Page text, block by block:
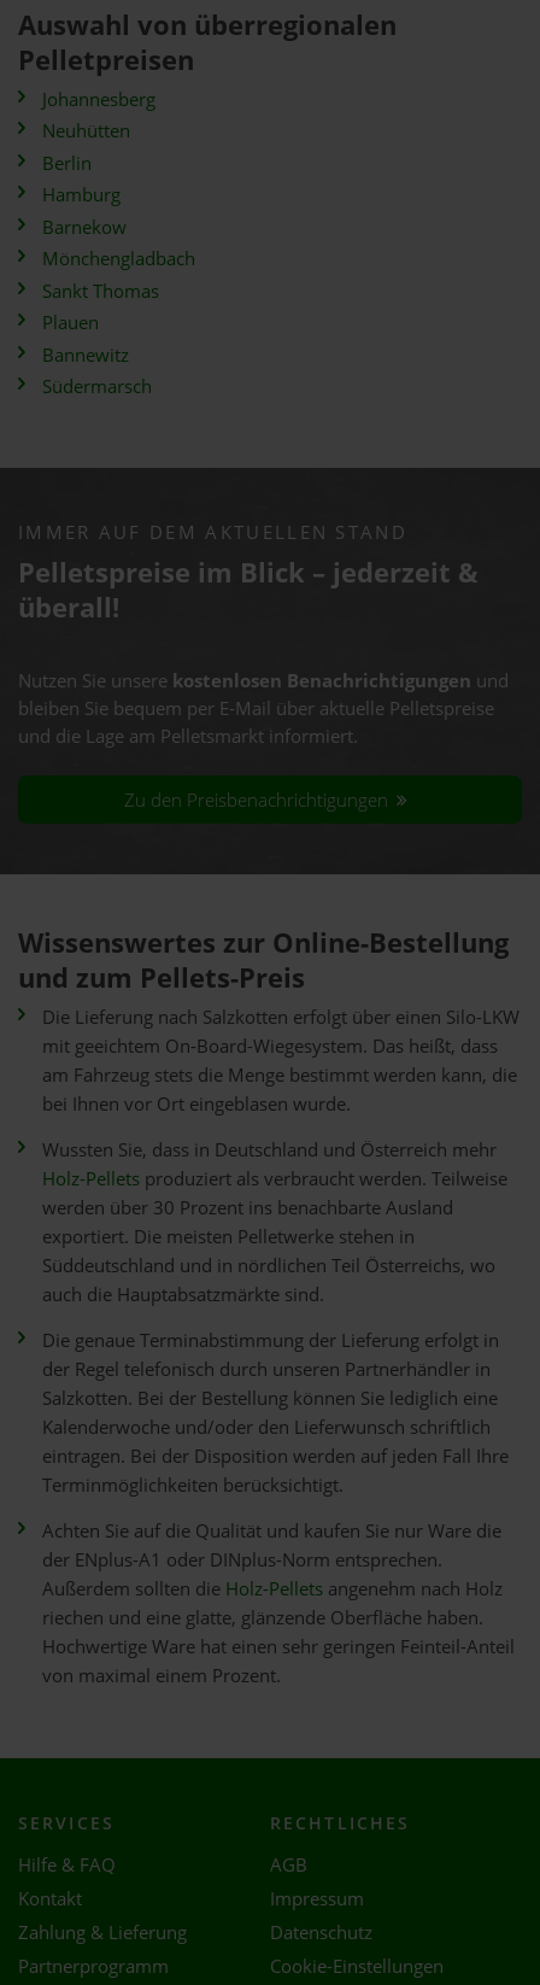
Auswahl von überregionalen
Pelletpreisen
Johannesberg
Neuhütten
Berlin
Hamburg
Barnekow
Mönchengladbach
Sankt Thomas
Plauen
Bannewitz
Südermarsch
IMMER AUF DEM AKTUELLEN STAND
Pelletspreise im Blick – jederzeit &
überall!
Nutzen Sie unsere kostenlosen Benachrichtigungen und
bleiben Sie bequem per E-Mail über aktuelle Pelletspreise
und die Lage am Pelletsmarkt informiert.
Zu den Preisbenachrichtigungen
Wissenswertes zur Online-Bestellung
und zum Pellets-Preis
Die Lieferung nach Salzkotten erfolgt über einen Silo-LKW
mit geeichtem On-Board-Wiegesystem. Das heißt, dass
am Fahrzeug stets die Menge bestimmt werden kann, die
bei Ihnen vor Ort eingeblasen wurde.
Wussten Sie, dass in Deutschland und Österreich mehr
Holz-Pellets produziert als verbraucht werden. Teilweise
werden über 30 Prozent ins benachbarte Ausland
exportiert. Die meisten Pelletwerke stehen in
Süddeutschland und in nördlichen Teil Österreichs, wo
auch die Hauptabsatzmärkte sind.
Die genaue Terminabstimmung der Lieferung erfolgt in
der Regel telefonisch durch unseren Partnerhändler in
Salzkotten. Bei der Bestellung können Sie lediglich eine
Kalenderwoche und/oder den Lieferwunsch schriftlich
eintragen. Bei der Disposition werden auf jeden Fall Ihre
Terminmöglichkeiten berücksichtigt.
Achten Sie auf die Qualität und kaufen Sie nur Ware die
der ENplus-A1 oder DINplus-Norm entsprechen.
Außerdem sollten die Holz-Pellets angenehm nach Holz
riechen und eine glatte, glänzende Oberfläche haben.
Hochwertige Ware hat einen sehr geringen Feinteil-Anteil
von maximal einem Prozent.
SERVICES
Hilfe & FAQ
Kontakt
Zahlung & Lieferung
Partnerprogramm
RECHTLICHES
AGB
Impressum
Datenschutz
Cookie-Einstellungen